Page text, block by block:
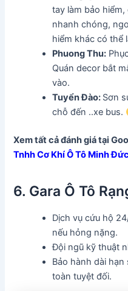
tay làm bảo
nhanh chóng,
hiểm khác có thể
Phuong Thu:
Quán decor bắt
vào.
Tuyển Đào: Sơn
chỗ đến ..xe bus.
Xem tất cả đánh giá tại
Tnhh Cơ Khí Ô Tô Minh Đức
6. Gara Ô Tô
Dịch vụ cứu hộ
nếu hỏng nặng.
Đội ngũ kỹ thuật
Bảo hành dài
toàn tuyệt đối.